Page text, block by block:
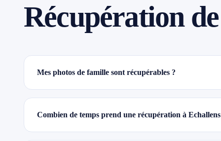
Récupération
Mes photos de famille sont récupérables ?
Combien de temps prend une récupération à